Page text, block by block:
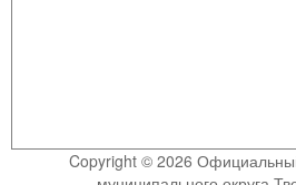
Copyright © 2026